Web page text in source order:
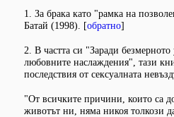
1. За брака като "рамка на
Батай (1998). [обратно]
2. В частта си "Заради безмерното
любовните наслаждения", тази
последствия от сексуалната
"От всичките причини, които са
животът ни, няма никоя толкози